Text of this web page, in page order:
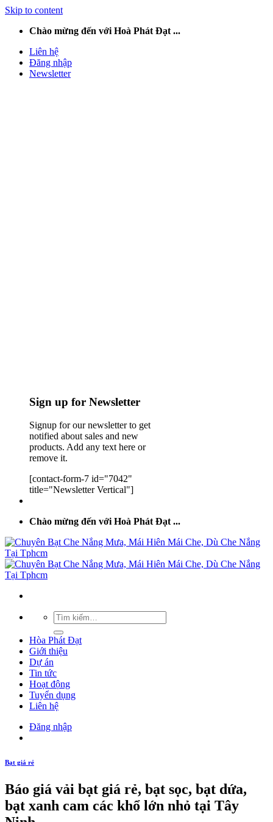
Skip to content
Chào mừng đến với Hoà Phát Đạt ...
Liên hệ
Đăng nhập
Newsletter
Sign up for Newsletter
Signup for our newsletter to get
notified about sales and new
products. Add any text here or
remove it.
[contact-form-7 id="7042"
title="Newsletter Vertical"]
Chào mừng đến với Hoà Phát Đạt ...
Hòa Phát Đạt
Giới thiệu
Dự án
Tin tức
Hoạt động
Tuyển dụng
Liên hệ
Đăng nhập
Bạt giá rẻ
Báo giá vải bạt giá rẻ, bạt sọc, bạt dứa,
bạt xanh cam các khổ lớn nhỏ tại Tây